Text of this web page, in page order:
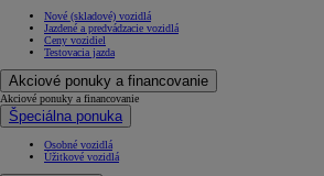
Nové (skladové) vozidlá
Jazdené a predvádzacie vozidlá
Ceny vozidiel
Testovacia jazda
Akciové ponuky a financovanie
Akciové ponuky a financovanie
Špeciálna ponuka
Osobné vozidlá
Úžitkové vozidlá